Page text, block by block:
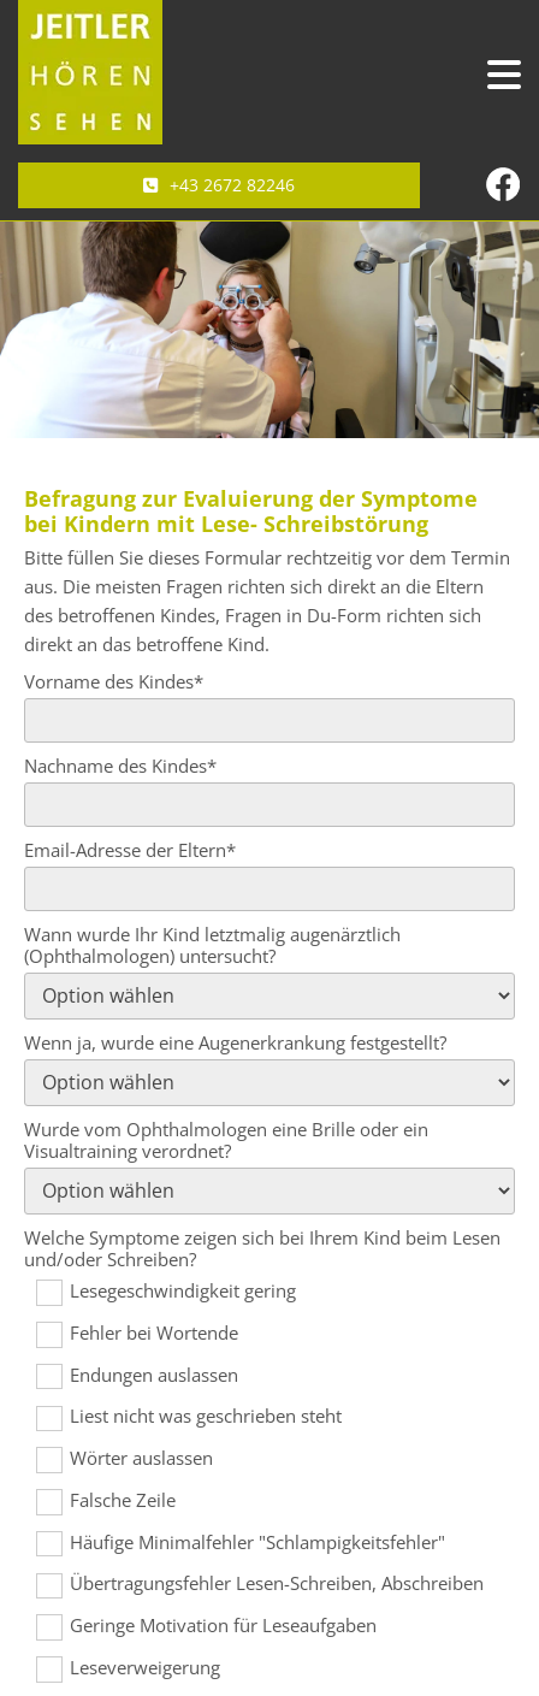
+43 2672 82246
Befragung zur Evaluierung der Symptome
bei Kindern mit Lese- Schreibstörung
Bitte füllen Sie dieses Formular rechtzeitig vor dem Termin
aus. Die meisten Fragen richten sich direkt an die Eltern
des betroffenen Kindes, Fragen in Du-Form richten sich
direkt an das betroffene Kind.
Vorname des Kindes*
Nachname des Kindes*
Email-Adresse der Eltern*
Wann wurde Ihr Kind letztmalig augenärztlich
(Ophthalmologen) untersucht?
Wenn ja, wurde eine Augenerkrankung festgestellt?
Wurde vom Ophthalmologen eine Brille oder ein
Visualtraining verordnet?
Welche Symptome zeigen sich bei Ihrem Kind beim Lesen
und/oder Schreiben?
Lesegeschwindigkeit gering
Fehler bei Wortende
Endungen auslassen
Liest nicht was geschrieben steht
Wörter auslassen
Falsche Zeile
Häufige Minimalfehler "Schlampigkeitsfehler"
Übertragungsfehler Lesen-Schreiben, Abschreiben
Geringe Motivation für Leseaufgaben
Leseverweigerung